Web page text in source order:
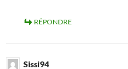
RÉPONDRE
Sissi94